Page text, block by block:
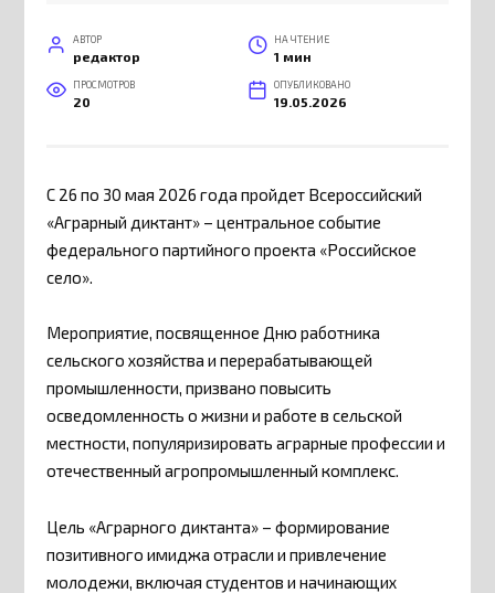
АВТОР
редактор
НА ЧТЕНИЕ
1 мин
ПРОСМОТРОВ
20
ОПУБЛИКОВАНО
19.05.2026
С 26 по 30 мая 2026 года пройдет Всероссийский
«Аграрный диктант» – центральное событие
федерального партийного проекта «Российское
село».
Мероприятие, посвященное Дню работника
сельского хозяйства и перерабатывающей
промышленности, призвано повысить
осведомленность о жизни и работе в сельской
местности, популяризировать аграрные профессии и
отечественный агропромышленный комплекс.
Цель «Аграрного диктанта» – формирование
позитивного имиджа отрасли и привлечение
молодежи, включая студентов и начинающих